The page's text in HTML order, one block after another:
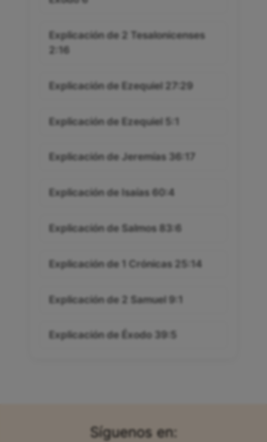
Explicación de 2 Tesalonicenses
2:16
Explicación de Ezequiel 27:29
Explicación de Ezequiel 5:1
Explicación de Jeremías 36:17
Explicación de Isaías 60:4
Explicación de Salmos 83:6
Explicación de 1 Crónicas 25:14
Explicación de 2 Samuel 9:1
Explicación de Éxodo 39:5
Síguenos en: